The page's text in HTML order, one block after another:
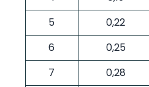
5
0,22
6
0,25
7
0,28